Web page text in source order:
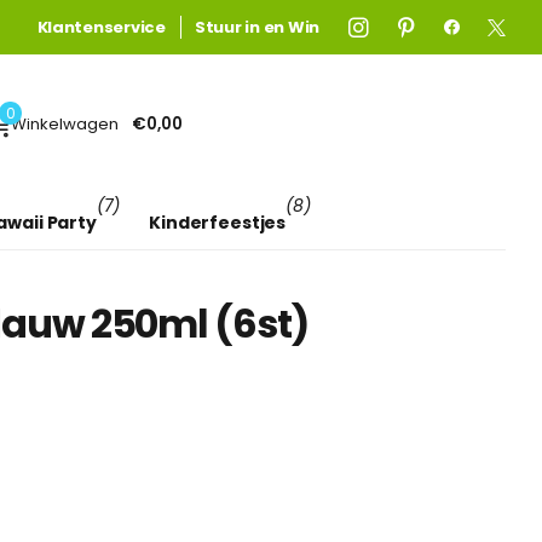
Gratis verzendingboven €75! (anders €4,95)Lees meer
Gratis verzending
Klantenservice Stuur in en Win
Winkelwagen
0 €0,00
Party
(7)
Kinderfeestjes
(8)
250ml (6st)